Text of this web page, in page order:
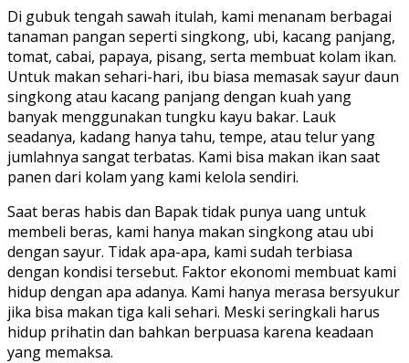
Di gubuk tengah sawah itulah, kami menanam berbagai
tanaman pangan seperti singkong, ubi, kacang panjang,
tomat, cabai, papaya, pisang, serta membuat kolam ikan.
Untuk makan sehari-hari, ibu biasa memasak sayur daun
singkong atau kacang panjang dengan kuah yang
banyak menggunakan tungku kayu bakar. Lauk
seadanya, kadang hanya tahu, tempe, atau telur yang
jumlahnya sangat terbatas. Kami bisa makan ikan saat
panen dari kolam yang kami kelola sendiri.
Saat beras habis dan Bapak tidak punya uang untuk
membeli beras, kami hanya makan singkong atau ubi
dengan sayur. Tidak apa-apa, kami sudah terbiasa
dengan kondisi tersebut. Faktor ekonomi membuat kami
hidup dengan apa adanya. Kami hanya merasa bersyukur
jika bisa makan tiga kali sehari. Meski seringkali harus
hidup prihatin dan bahkan berpuasa karena keadaan
yang memaksa.